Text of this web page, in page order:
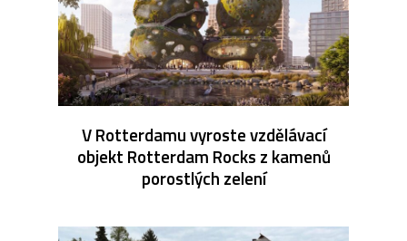
V Rotterdamu vyroste vzdělávací
objekt Rotterdam Rocks z kamenů
porostlých zelení